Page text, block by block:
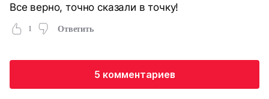
Все верно, точно сказали в точку!
1 Ответить
5 комментариев